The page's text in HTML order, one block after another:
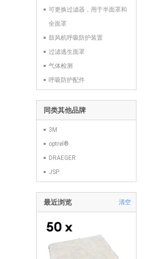
可更换过滤器，用于半面罩和
全面罩
鼓风机呼吸防护装置
过滤逃生面罩
气体检测
呼吸防护配件
同类其他品牌
3M
optrel®
DRAEGER
JSP
最近浏览 清空